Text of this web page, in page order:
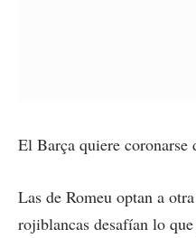
El Barça quiere
Las de Romeu optan a
rojiblancas desafían lo